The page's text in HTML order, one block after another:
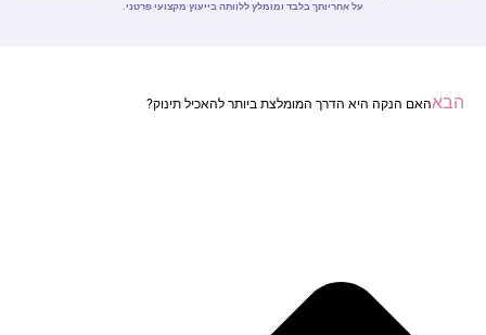
על אחריותך בלבד ומומלץ ללוותה בייעוץ מקצועי פרטני.
הבאהאם הנקה היא הדרך המומלצת ביותר להאכיל תינוק?